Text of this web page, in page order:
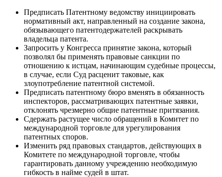
Предписать Патентному ведомству инициировать
нормативный акт, направленный на создание закона,
обязывающего патентодержателей раскрывать
владельца патента.
Запросить у Конгресса принятие закона, который
позволял бы применять правовые санкции по
отношению к истцам, начинающим судебные процессы,
в случае, если Суд расценит таковые, как
злоупотребление патентной системой.
Предписать патентному бюро вменять в обязанность
инспекторов, рассматривающих патентные заявки,
отклонять чрезмерно общие патентные притязания.
Сдержать растущее число обращений в Комитет по
международной торговле для урегулирования
патентных споров.
Изменить ряд правовых стандартов, действующих в
Комитете по международной торговле, чтобы
гарантировать данному учреждению необходимую
гибкость в найме судей в штат.